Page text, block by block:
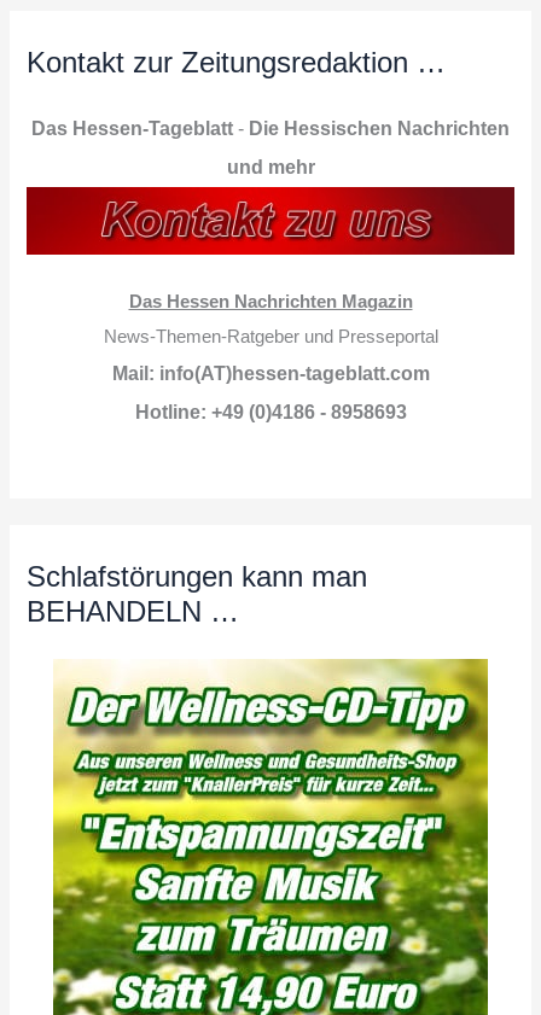
Kontakt zur Zeitungsredaktion …
Das Hessen-Tageblatt - Die Hessischen Nachrichten
und mehr
Das Hessen Nachrichten Magazin
News-Themen-Ratgeber und Presseportal
Mail: info(AT)hessen-tageblatt.com
Hotline: +49 (0)4186 - 8958693
Schlafstörungen kann man
BEHANDELN …